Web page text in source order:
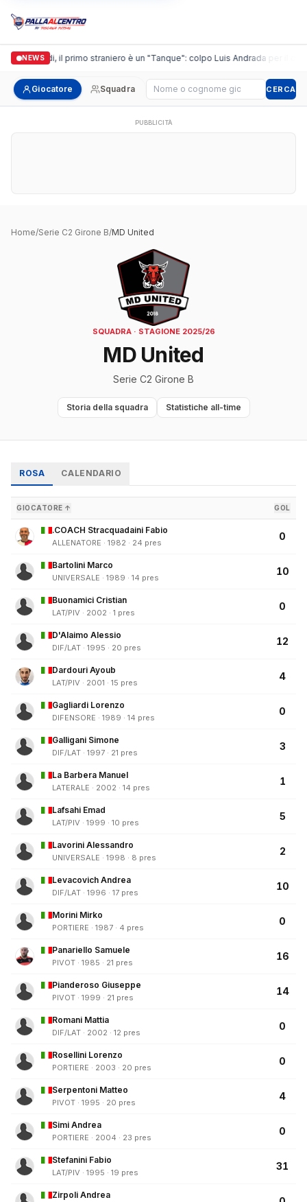
NEWS
Casalguidi, il primo straniero è un "Tanque": colpo Luis Andrada per il
Giocatore Squadra Cerca giocatore CERCA
PUBBLICITÀ
Home/Serie C2 Girone B/MD United
SQUADRA · STAGIONE 2025/26
MD United
Serie C2 Girone B
Storia della squadra Statistiche all-time
ROSA CALENDARIO
GIOCATORE ↑ GOL
.COACH Stracquadaini Fabio
ALLENATORE · 1982 · 24 pres
0
Bartolini Marco
UNIVERSALE · 1989 · 14 pres
10
Buonamici Cristian
LAT/PIV · 2002 · 1 pres
0
D'Alaimo Alessio
DIF/LAT · 1995 · 20 pres
12
Dardouri Ayoub
LAT/PIV · 2001 · 15 pres
4
Gagliardi Lorenzo
DIFENSORE · 1989 · 14 pres
0
Galligani Simone
DIF/LAT · 1997 · 21 pres
3
La Barbera Manuel
LATERALE · 2002 · 14 pres
1
Lafsahi Emad
LAT/PIV · 1999 · 10 pres
5
Lavorini Alessandro
UNIVERSALE · 1998 · 8 pres
2
Levacovich Andrea
DIF/LAT · 1996 · 17 pres
10
Morini Mirko
PORTIERE · 1987 · 4 pres
0
Panariello Samuele
PIVOT · 1985 · 21 pres
16
Pianderoso Giuseppe
PIVOT · 1999 · 21 pres
14
Romani Mattia
DIF/LAT · 2002 · 12 pres
0
Rosellini Lorenzo
PORTIERE · 2003 · 20 pres
0
Serpentoni Matteo
PIVOT · 1995 · 20 pres
4
Simi Andrea
PORTIERE · 2004 · 23 pres
0
Stefanini Fabio
LAT/PIV · 1995 · 19 pres
31
Zirpoli Andrea